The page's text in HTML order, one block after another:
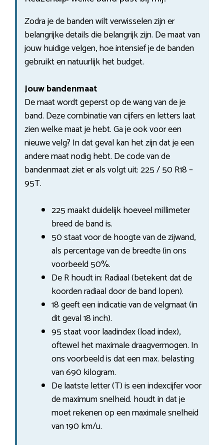
Zodra je de banden wilt verwisselen zijn er
belangrijke details die belangrijk zijn. De maat van
jouw huidige velgen, hoe intensief je de banden
gebruikt en natuurlijk het budget.
Jouw bandenmaat
De maat wordt geperst op de wang van de je
band. Deze combinatie van cijfers en letters laat
zien welke maat je hebt. Ga je ook voor een
nieuwe velg? In dat geval kan het zijn dat je een
andere maat nodig hebt. De code van de
bandenmaat ziet er als volgt uit: 225 / 50 R18 –
95T.
225 maakt duidelijk hoeveel millimeter
breed de band is.
50 staat voor de hoogte van de zijwand,
als percentage van de breedte (in ons
voorbeeld 50%.
De R houdt in: Radiaal (betekent dat de
koorden radiaal door de band lopen).
18 geeft een indicatie van de velgmaat (in
dit geval 18 inch).
95 staat voor laadindex (load index),
oftewel het maximale draagvermogen. In
ons voorbeeld is dat een max. belasting
van 690 kilogram.
De laatste letter (T) is een indexcijfer voor
de maximum snelheid. houdt in dat je
moet rekenen op een maximale snelheid
van 190 km/u.